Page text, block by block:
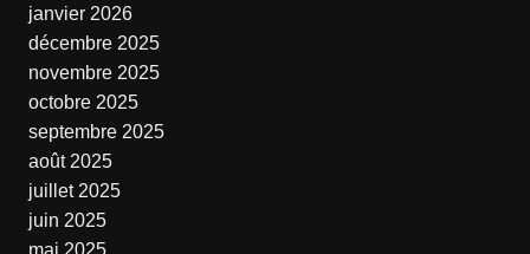
janvier 2026
décembre 2025
novembre 2025
octobre 2025
septembre 2025
août 2025
juillet 2025
juin 2025
mai 2025